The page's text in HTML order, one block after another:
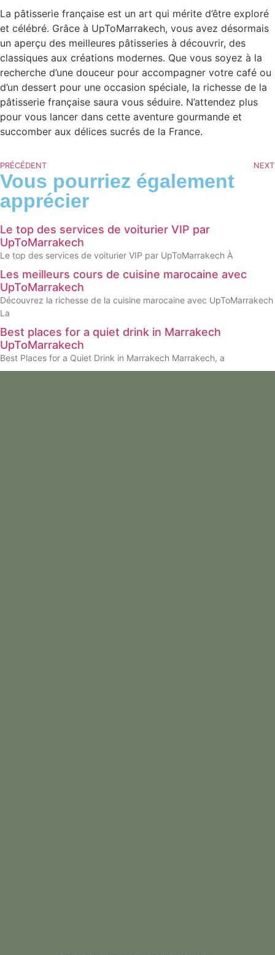
La pâtisserie française est un art qui mérite d’être exploré
et célébré. Grâce à UpToMarrakech, vous avez désormais
un aperçu des meilleures pâtisseries à découvrir, des
classiques aux créations modernes. Que vous soyez à la
recherche d’une douceur pour accompagner votre café ou
d’un dessert pour une occasion spéciale, la richesse de la
pâtisserie française saura vous séduire. N’attendez plus
pour vous lancer dans cette aventure gourmande et
succomber aux délices sucrés de la France.
PRÉCÉDENT NEXT
Vous pourriez également
apprécier
Le top des services de voiturier VIP par
UpToMarrakech
Le top des services de voiturier VIP par UpToMarrakech À
Les meilleurs cours de cuisine marocaine avec
UpToMarrakech
Découvrez la richesse de la cuisine marocaine avec UpToMarrakech
La
Best places for a quiet drink in Marrakech
UpToMarrakech
Best Places for a Quiet Drink in Marrakech Marrakech, a